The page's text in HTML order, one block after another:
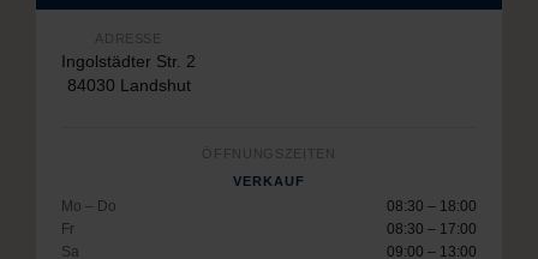
ADRESSE
Ingolstädter Str. 2
84030 Landshut
ÖFFNUNGSZEITEN
VERKAUF
Mo – Do
08:30 – 18:00
Fr
08:30 – 17:00
Sa
09:00 – 13:00